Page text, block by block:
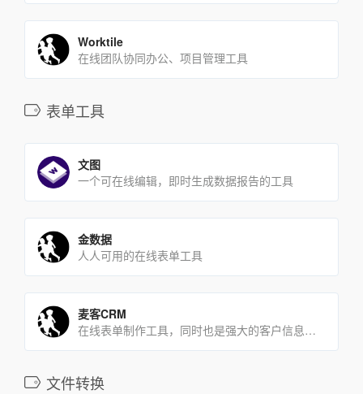
Worktile
在线团队协同办公、项目管理工具
表单工具
文图
一个可在线编辑，即时生成数据报告的工具
金数据
人人可用的在线表单工具
麦客CRM
在线表单制作工具，同时也是强大的客户信息处理和关系管理系统
文件转换